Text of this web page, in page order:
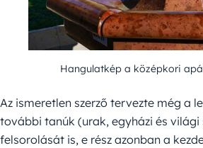
Hangulatkép a középkori
Az ismeretlen szerző tervezte még a
további tanúk (urak, egyházi és világi
felsorolását is, e rész azonban a